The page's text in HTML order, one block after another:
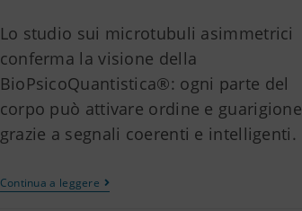
Lo studio sui microtubuli asimmetrici
conferma la visione della
BioPsicoQuantistica®: ogni parte del
corpo può attivare ordine e guarigione
grazie a segnali coerenti e intelligenti.
Continua a leggere